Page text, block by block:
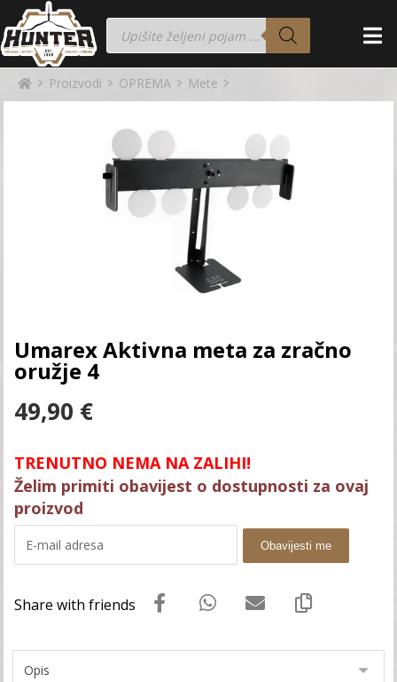
Proizvodi OPREMA Mete
Umarex Aktivna meta za zračno
oružje 4
49,90 €
TRENUTNO NEMA NA ZALIHI!
Želim primiti obavijest o dostupnosti za ovaj
proizvod
Obavijesti me